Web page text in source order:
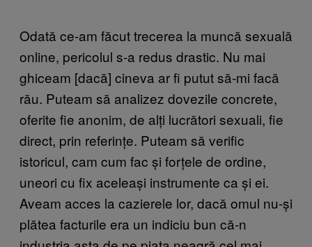
Odată ce-am făcut trecerea la muncă sexuală
online, pericolul s-a redus drastic. Nu mai
ghiceam [dacă] cineva ar fi putut să-mi facă
rău. Puteam să analizez dovezile concrete,
oferite fie anonim, de alți lucrători sexuali, fie
direct, prin referințe. Puteam să verific
istoricul, cam cum fac și forțele de ordine,
uneori cu fix aceleași instrumente ca și ei.
Aveam acces la cazierele lor, dacă omul nu-și
plătea facturile era un indiciu bun că-n